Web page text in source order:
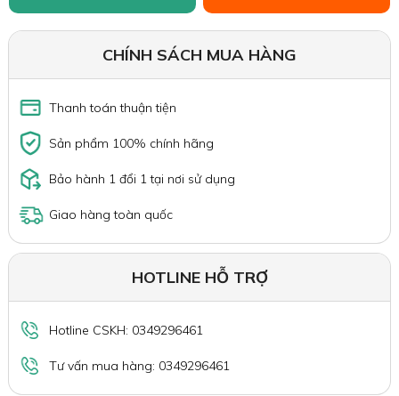
CHÍNH SÁCH MUA HÀNG
Thanh toán thuận tiện
Sản phẩm 100% chính hãng
Bảo hành 1 đổi 1 tại nơi sử dụng
Giao hàng toàn quốc
HOTLINE HỖ TRỢ
Hotline CSKH: 0349296461
Tư vấn mua hàng: 0349296461